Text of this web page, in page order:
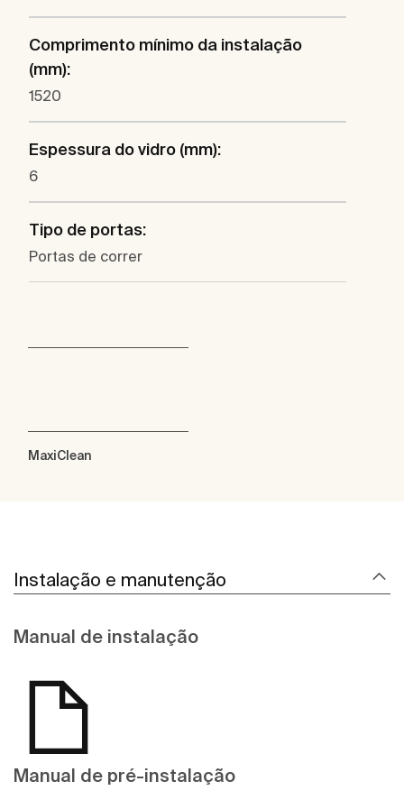
Comprimento mínimo da instalação
(mm):
1520
Espessura do vidro (mm):
6
Tipo de portas:
Portas de correr
MaxiClean
Instalação e manutenção
Manual de instalação
Manual de pré-instalação